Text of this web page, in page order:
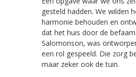
gesteld hadden. We wilden
harmonie behouden en
dat het huis door de
Salomonson, was
een rol gespeeld. Die zorg
maar zeker ook de tuin.